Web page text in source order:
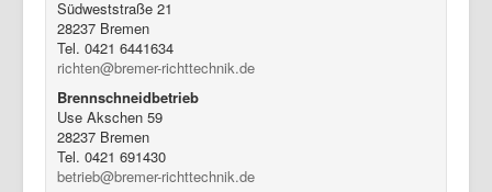
Südweststraße 21
28237 Bremen
Tel. 0421 6441634
richten@bremer-richttechnik.de
Brennschneidbetrieb
Use Akschen 59
28237 Bremen
Tel. 0421 691430
betrieb@bremer-richttechnik.de